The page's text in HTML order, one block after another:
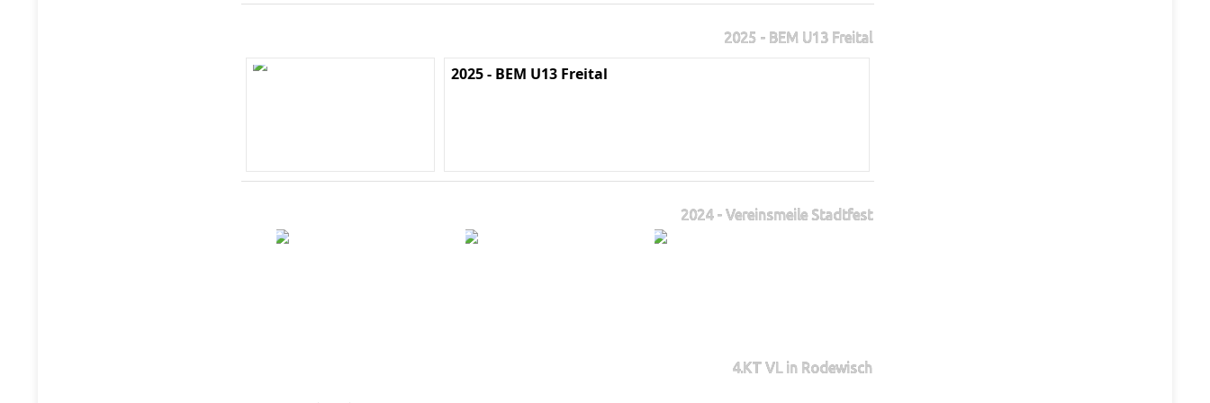
2025 - BEM U13 Freital
2025 - BEM U13 Freital
2024 - Vereinsmeile Stadtfest
4.KT VL in Rodewisch